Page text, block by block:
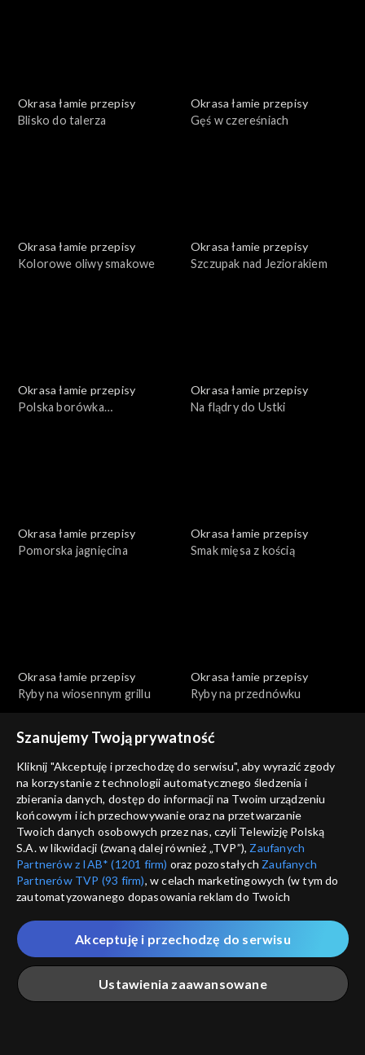
Okrasa łamie przepisy
Blisko do talerza
Okrasa łamie przepisy
Gęś w czereśniach
Okrasa łamie przepisy
Kolorowe oliwy smakowe
Okrasa łamie przepisy
Szczupak nad Jeziorakiem
Okrasa łamie przepisy
Polska borówka
Okrasa łamie przepisy
Na flądry do Ustki
Okrasa łamie przepisy
Pomorska jagnięcina
Okrasa łamie przepisy
Smak mięsa z kością
Okrasa łamie przepisy
Ryby na wiosennym grillu
Okrasa łamie przepisy
Ryby na przednówku
Okrasa łamie przepisy
Wszystko o tatarze
Okrasa łamie przepisy
Na polskim transatlantyku
Okrasa łamie przepisy
Ciasta z ognia
Okrasa łamie przepisy
Golonka inaczej
Szanujemy Twoją prywatność
Kliknij "Akceptuję i przechodzę do serwisu", aby wyrazić zgody
na korzystanie z technologii automatycznego śledzenia i
zbierania danych, dostęp do informacji na Twoim urządzeniu
końcowym i ich przechowywanie oraz na przetwarzanie
Twoich danych osobowych przez nas, czyli Telewizję Polską
S.A. w likwidacji (zwaną dalej również „TVP”), Zaufanych
Partnerów z IAB* (1201 firm) oraz pozostałych Zaufanych
Partnerów TVP (93 firm), w celach marketingowych (w tym do
zautomatyzowanego dopasowania reklam do Twoich
które wskazujemy poniżej, a także zgody na udostępnianie
przez nas identyfikatora PPID do Google.
Twoje dane osobowe zbierane podczas odwiedzania przez
Ciebie naszych
poszczególnych serwisówzwanych dalej
„Portalem”, w tym informacje zapisywane za pomocą
Ustawienia zaawansowane
Akceptuję i przechodzę do serwisu